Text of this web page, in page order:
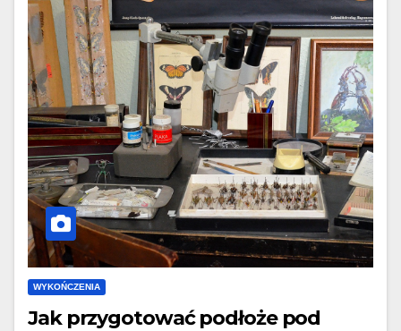
WYKOŃCZENIA
Jak przygotować podłoże pod